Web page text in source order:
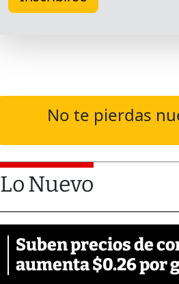
No te pierdas
Lo Nuevo
Suben precios de
aumenta $0.26 por